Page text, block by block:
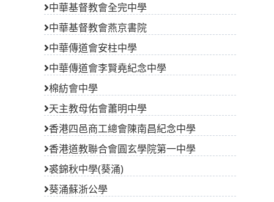
中華基督教會全完中學
中華基督教會燕京書院
中華傳道會安柱中學
中華傳道會李賢堯紀念中學
棉紡會中學
天主教母佑會蕭明中學
香港四邑商工總會陳南昌紀念中學
香港道教聯合會圓玄學院第一中學
裘錦秋中學(葵涌)
葵涌蘇浙公學